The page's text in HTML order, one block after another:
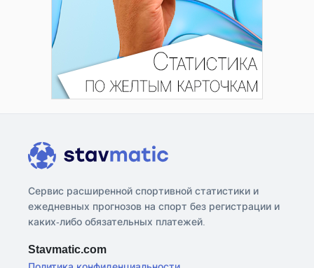
Сервис расширенной спортивной статистики и
ежедневных прогнозов на спорт без регистрации и
каких-либо обязательных платежей.
Stavmatic.com